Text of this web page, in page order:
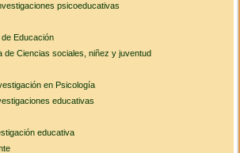
psicoeducativas
Educación
de Ciencias sociales, niñez y juventud
en Psicología
educativas
educativa